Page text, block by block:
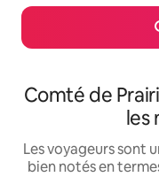
Comté de
les
Les voyageurs sont
bien notés en